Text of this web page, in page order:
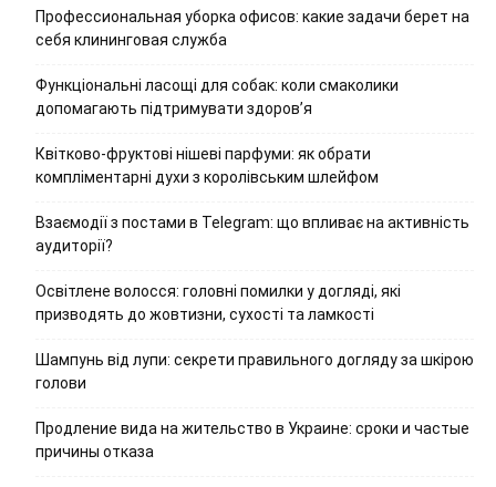
Профессиональная уборка офисов: какие задачи берет на
себя клининговая служба
Функціональні ласощі для собак: коли смаколики
допомагають підтримувати здоров’я
Квітково-фруктові нішеві парфуми: як обрати
компліментарні духи з королівським шлейфом
Взаємодії з постами в Telegram: що впливає на активність
аудиторії?
Освітлене волосся: головні помилки у догляді, які
призводять до жовтизни, сухості та ламкості
Шампунь від лупи: секрети правильного догляду за шкірою
голови
Продление вида на жительство в Украине: сроки и частые
причины отказа